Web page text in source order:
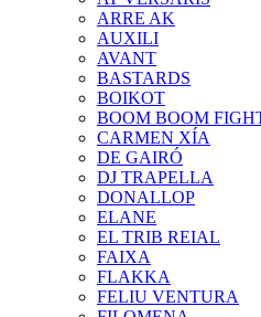
ARRE AK
AUXILI
AVANT
BASTARDS
BOIKOT
BOOM BOOM
CARMEN XÍA
DE GAIRÓ
DJ TRAPELLA
DONALLOP
ELANE
EL TRIB REIAL
FAIXA
FLAKKA
FELIU VENTURA